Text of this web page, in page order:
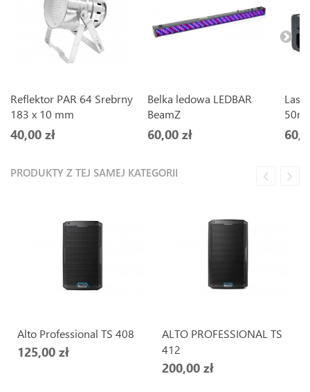
Reflektor PAR 64 Srebrny
183 x 10 mm
40,00 zł
Belka ledowa LEDBAR
BeamZ
60,00 zł
PRODUKTY Z TEJ SAMEJ KATEGORII
Alto Professional TS 408
125,00 zł
ALTO PROFESSIONAL TS
412
200,00 zł